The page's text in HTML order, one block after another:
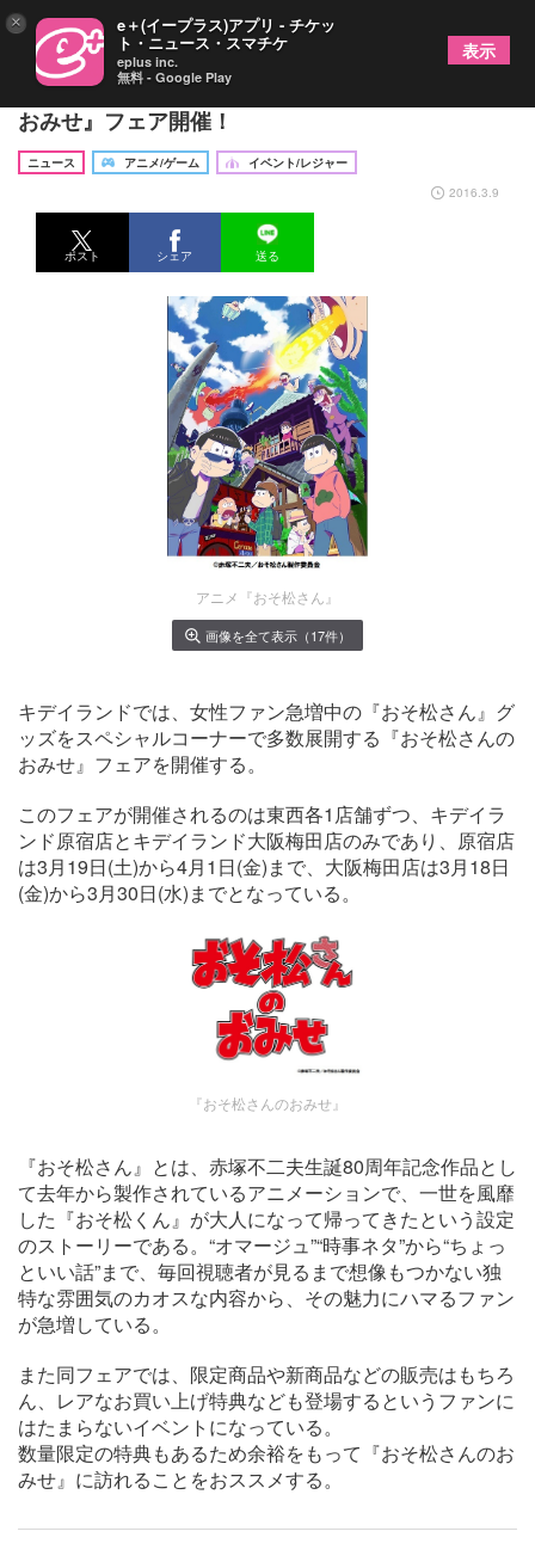
キデイランド原宿店・大阪梅田店で『おそ松さんの
おみせ』フェア開催！
ニュース アニメ/ゲーム
イベント/レジャー
2016.3.9
ポスト シェア 送る
アニメ『おそ松さん』
画像を全て表示（17件）
キデイランドでは、女性ファン急増中の『おそ松さん』グ
ッズをスペシャルコーナーで多数展開する『おそ松さんの
おみせ』フェアを開催する。
このフェアが開催されるのは東西各1店舗ずつ、キデイラ
ンド原宿店とキデイランド大阪梅田店のみであり、原宿店
は3月19日(土)から4月1日(金)まで、大阪梅田店は3月18日
(金)から3月30日(水)までとなっている。
『おそ松さんのおみせ』
『おそ松さん』とは、赤塚不二夫生誕80周年記念作品とし
て去年から製作されているアニメーションで、一世を風靡
した『おそ松くん』が大人になって帰ってきたという設定
のストーリーである。“オマージュ”“時事ネタ”から“ちょっ
といい話”まで、毎回視聴者が見るまで想像もつかない独
特な雰囲気のカオスな内容から、その魅力にハマるファン
が急増している。
また同フェアでは、限定商品や新商品などの販売はもちろ
ん、レアなお買い上げ特典なども登場するというファンに
はたまらないイベントになっている。
数量限定の特典もあるため余裕をもって『おそ松さんのお
みせ』に訪れることをおススメする。
× e＋(イープラス)アプリ - チケッ
ト・ニュース・スマチケ
eplus inc.
無料 - Google Play
表示